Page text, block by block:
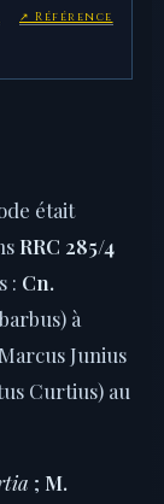
↗ Référence
était
RRC 285/4
: Cn.
à
Junius
Curtius) au
; M.